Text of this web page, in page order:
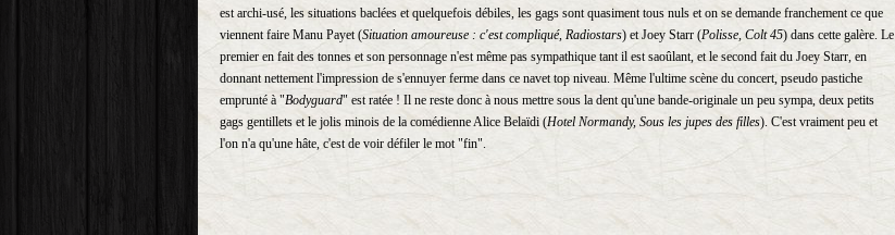
est archi-usé, les situations baclées et quelquefois débiles, les gags sont quasiment tous nuls et on se demande franchement ce que
viennent faire Manu Payet (Situation amoureuse : c'est compliqué, Radiostars) et Joey Starr (Polisse, Colt 45) dans cette galère. Le
premier en fait des tonnes et son personnage n'est même pas sympathique tant il est saoûlant, et le second fait du Joey Starr, en
donnant nettement l'impression de s'ennuyer ferme dans ce navet top niveau. Même l'ultime scène du concert, pseudo pastiche
emprunté à "Bodyguard" est ratée ! Il ne reste donc à nous mettre sous la dent qu'une bande-originale un peu sympa, deux petits
gags gentillets et le jolis minois de la comédienne Alice Belaïdi (Hotel Normandy, Sous les jupes des filles). C'est vraiment peu et
l'on n'a qu'une hâte, c'est de voir défiler le mot "fin".